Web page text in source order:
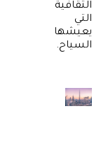
الثقافية
التي
يعيشها
السياح.